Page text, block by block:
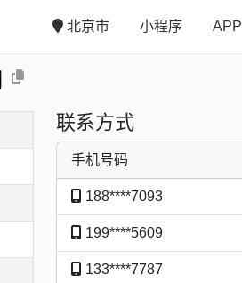
北京市 小程序 APP
联系方式
手机号码
188****7093
199****5609
133****7787